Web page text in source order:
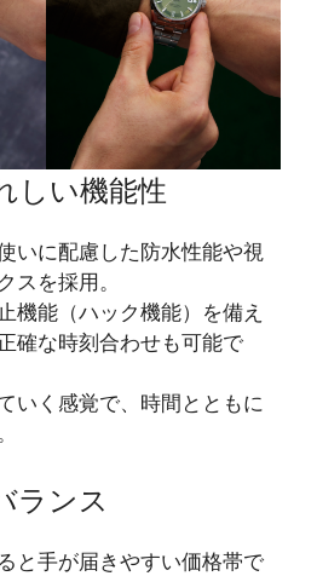
しい機能性
いに配慮した防水性能や視
スを採用。
機能（ハック機能）を備え
確な時刻合わせも可能で
いく感覚で、時間とともに
ランス
と手が届きやすい価格帯で